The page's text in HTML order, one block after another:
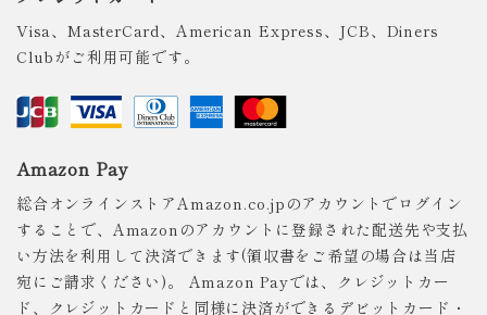
Visa、MasterCard、American Express、JCB、Diners
Clubがご利用可能です。
Amazon Pay
総合オンラインストアAmazon.co.jpのアカウントでログイン
することで、Amazonのアカウントに登録された配送先や支払
い方法を利用して決済できます(領収書をご希望の場合は当店
宛にご請求ください)。 Amazon Payでは、クレジットカー
ド、クレジットカードと同様に決済ができるデビットカード・